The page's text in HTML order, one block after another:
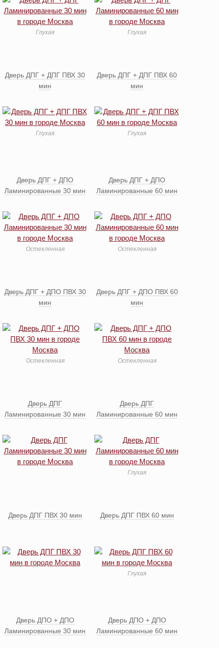
Глухая Глухая
Дверь ДПГ + ДПГ ПВХ 30
мин
Глухая
Дверь ДПГ + ДПГ ПВХ 60
мин
Глухая
Дверь ДПГ + ДПО
Ламинированные 30 мин
Остекленная
Дверь ДПГ + ДПО
Ламинированные 60 мин
Остекленная
Дверь ДПГ + ДПО ПВХ 30
мин
Остекленная
Дверь ДПГ + ДПО ПВХ 60
мин
Остекленная
Дверь ДПГ
Ламинированные 30 мин
Дверь ДПГ
Ламинированные 60 мин
Глухая
Дверь ДПГ ПВХ 30 мин Дверь ДПГ ПВХ 60 мин
Глухая
Дверь ДПО + ДПО
Ламинированные 30 мин
Дверь ДПО + ДПО
Ламинированные 60 мин